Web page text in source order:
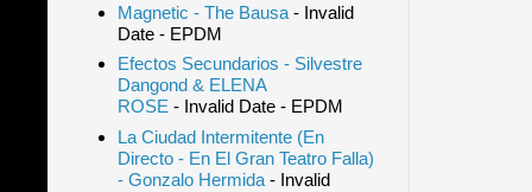
Magnetic - The Bausa- Invalid
Date- EPDM
Efectos Secundarios - Silvestre
Dangond & ELENA
ROSE - Invalid Date- EPDM
La Ciudad Intermitente (En
Directo - En El Gran Teatro Falla)
- Gonzalo Hermida- Invalid